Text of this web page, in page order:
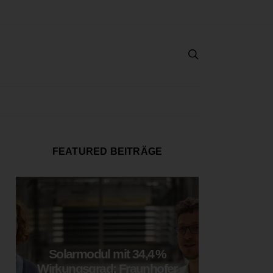
FEATURED BEITRÄGE
Solarmodul mit 34,4 %
Wirkungsgrad: Fraunhofer